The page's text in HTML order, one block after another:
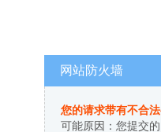
网站防火墙
您的请求带有不合
可能原因：您提交